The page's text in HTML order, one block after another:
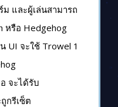
และผู้เล่นสามารถ
หรือ Hedgehog
UI จะใช้ Trowel 1
จะได้รับ
กรีเซ็ต